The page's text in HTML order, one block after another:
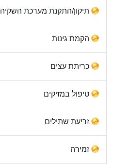
תיקון/התקנת מערכת השקיה
הקמת גינות
כריתת עצים
טיפול במזיקים
זריעת שתילים
זמירה